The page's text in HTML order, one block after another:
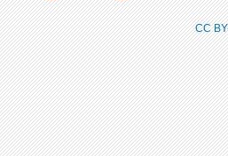
CC